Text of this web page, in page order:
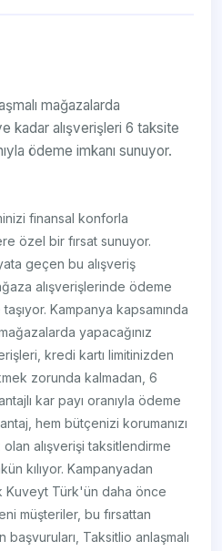
mağazalarda
kadar alışverişleri 6 taksite
ödeme imkanı sunuyor.
finansal konforla
özel bir fırsat sunuyor.
geçen bu alışveriş
alışverişlerinde ödeme
Kampanya kapsamında
yapacağınız
kredi kartı limitinizden
zorunda kalmadan, 6
kar payı oranıyla ödeme
hem bütçenizi korumanızı
olan alışverişi taksitlendirme
kılıyor. Kampanyadan
Kuveyt Türk'ün daha önce
müşteriler, bu fırsattan
Taksitlio anlaşmalı